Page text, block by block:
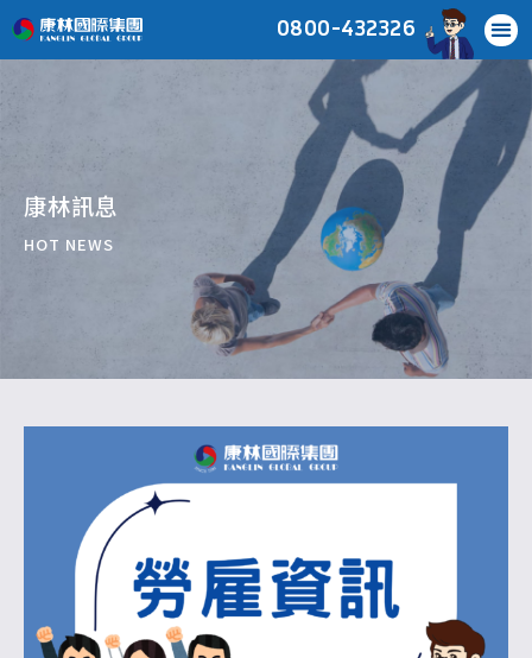
0800-432326
康林訊息
HOT NEWS